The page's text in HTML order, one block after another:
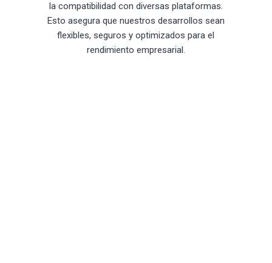
la compatibilidad con diversas plataformas.
Esto asegura que nuestros desarrollos sean
flexibles, seguros y optimizados para el
rendimiento empresarial.